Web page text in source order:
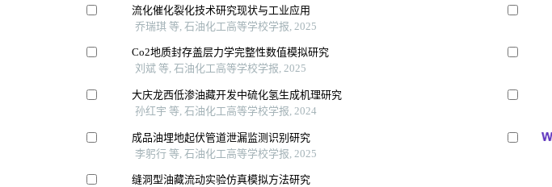
流化催化裂化技术研究现状与工业应用
乔瑞琪 等, 石油化工高等学校学报, 2025
Co2地质封存盖层力学完整性数值模拟研究
刘斌 等, 石油化工高等学校学报, 2025
大庆龙西低渗油藏开发中硫化氢生成机理研究
孙红宇 等, 石油化工高等学校学报, 2024
成品油埋地起伏管道泄漏监测识别研究
李躬行 等, 石油化工高等学校学报, 2025
缝洞型油藏流动实验仿真模拟方法研究